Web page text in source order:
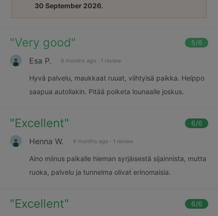
30 September 2026.
"Very good" 5/6
Esa P. 6 months ago · 1 review
Hyvä palvelu, maukkaat ruuat, viihtyisä paikka. Helppo
saapua autollakin. Pitää poiketa lounaalle joskus.
"Excellent" 6/6
Henna W. 6 months ago · 1 review
Aino miinus paikalle hieman syrjäisestä sijainnista, mutta
ruoka, palvelu ja tunnelma olivat erinomaisia.
"Excellent" 6/6